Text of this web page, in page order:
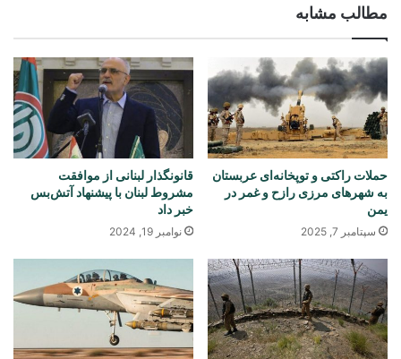
مطالب مشابه
حملات راکتی و توپخانه‌ای عربستان
به شهرهای مرزی رازح و غمر در
یمن
سپتامبر 7, 2025
قانونگذار لبنانی از موافقت
مشروط لبنان با پیشنهاد آتش‌بس
خبر داد
نوامبر 19, 2024